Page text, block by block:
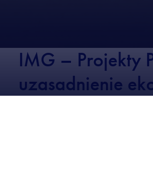
IMG – Projekty
uzasadnienie